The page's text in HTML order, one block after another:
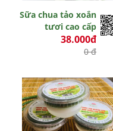
Sữa chua tảo xoắn
tươi cao cấp
38.000đ
0 đ